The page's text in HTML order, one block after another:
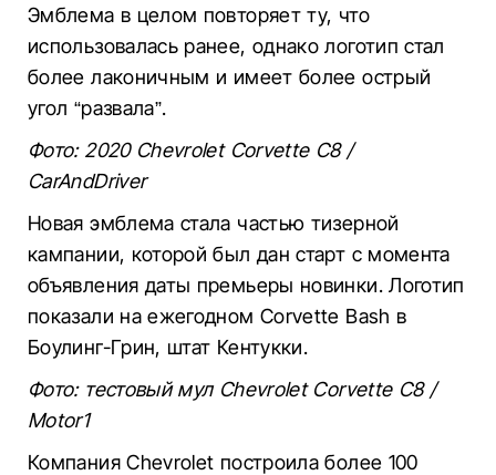
Эмблема в целом повторяет ту, что
использовалась ранее, однако логотип стал
более лаконичным и имеет более острый
угол “развала”.
Фото: 2020 Chevrolet Corvette C8 /
CarAndDriver
Новая эмблема стала частью тизерной
кампании, которой был дан старт с момента
объявления даты премьеры новинки. Логотип
показали на ежегодном Corvette Bash в
Боулинг-Грин, штат Кентукки.
Фото: тестовый мул Chevrolet Corvette C8 /
Motor1
Компания Chevrolet построила более 100